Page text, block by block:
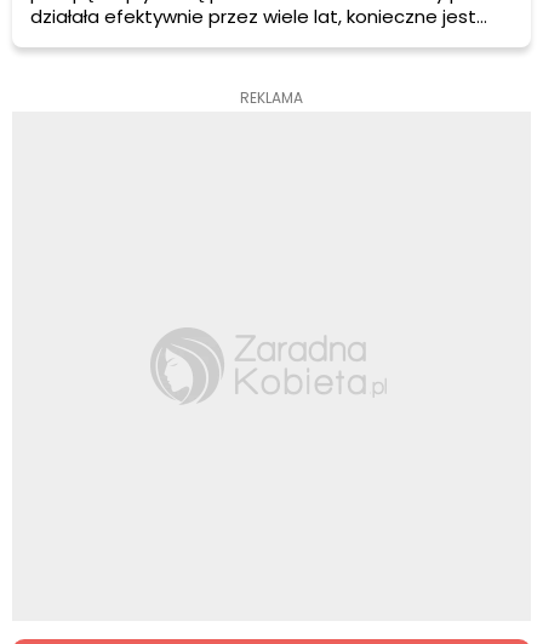
działała efektywnie przez wiele lat, konieczne jest
regularne czyszczenie filtra. W tym artykule dowiesz
REKLAMA